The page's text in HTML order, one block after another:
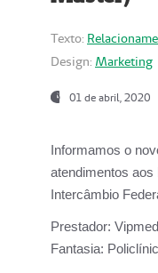
Texto:
Design: Marketing
01 de abril, 2020
Informamos o
atendimentos aos
Intercâmbio
Prestador:
Fantasia: